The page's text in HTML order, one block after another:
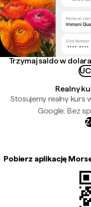
Trzymaj saldo w
Realny
Stosujemy realny kurs
Google. Bez
Pobierz aplikację